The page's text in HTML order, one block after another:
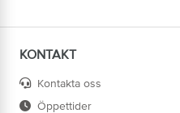
KONTAKT
Kontakta oss
Öppettider